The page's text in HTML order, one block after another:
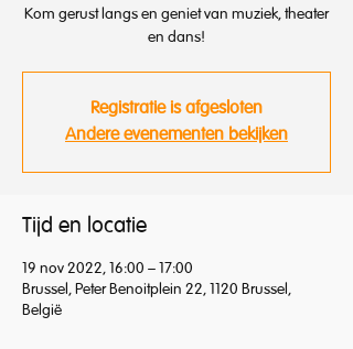
Kom gerust langs en geniet van muziek, theater
en dans!
Registratie is afgesloten
Andere evenementen bekijken
Tijd en locatie
19 nov 2022, 16:00 – 17:00
Brussel, Peter Benoitplein 22, 1120 Brussel,
België